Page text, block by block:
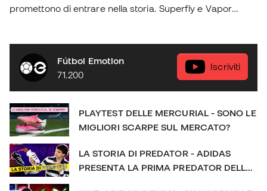
promettono di entrare nella storia. Superfly e Vapor
eccezionali e sensazioni uniche a ogni giocatore. Nel
video di oggi analizzeremo nel dettaglio tutte le novità, le
differenze tra i due modelli e le tecnologie che le
rendono tra le scarpe più attese dell'anno. Non perdetevi
nulla sulle nuove Nike Mercurial! Diventa socio di Futbol
Emotion: http://bit.ly/FEClub Scopri il negozio online:
https://www.futbolemotion.com/it SOCIAL: IG:
https://www.instagram.com/futbolemotionit/ FB:
https://www.facebook.com/futbolemotionit/
#FutbolEmotion #mercurial #nikefoo
Fútbol Emotion
71.200
Iscriviti
PLAYTEST DELLE MERCURIAL - SONO LE
MIGLIORI SCARPE SUL MERCATO?
LA STORIA DI PREDATOR - ADIDAS
PRESENTA LA PRIMA PREDATOR DELLA